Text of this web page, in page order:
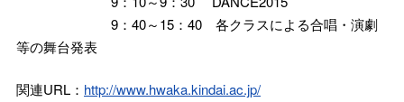
9：40～15：40 各クラスによる合唱・演劇
等の舞台発表
関連URL： http://www.hwaka.kindai.ac.jp/